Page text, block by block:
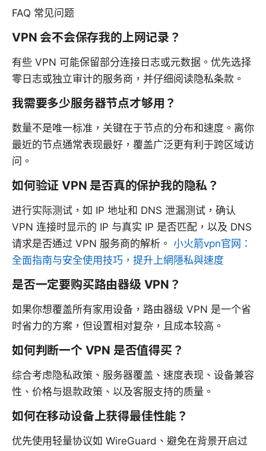
FAQ 常见问题
VPN 会不会保存我的上网记录？
有些 VPN 可能保留部分连接日志或元数据。优先选择
零日志或独立审计的服务商，并仔细阅读隐私条款。
我需要多少服务器节点才够用？
数量不是唯一标准，关键在于节点的分布和速度。离你
最近的节点通常表现最好，覆盖广泛更有利于跨区域访
问。
如何验证 VPN 是否真的保护我的隐私？
进行实际测试，如 IP 地址和 DNS 泄漏测试，确认
VPN 连接时显示的 IP 与真实 IP 是否匹配，以及 DNS
请求是否通过 VPN 服务商的解析。 小火箭vpn官网：
全面指南与安全使用技巧，提升上網隱私與速度
是否一定要购买路由器级 VPN？
如果你想覆盖所有家用设备，路由器级 VPN 是一个省
时省力的方案，但设置相对复杂，且成本较高。
如何判断一个 VPN 是否值得买？
综合考虑隐私政策、服务器覆盖、速度表现、设备兼容
性、价格与退款政策、以及客服支持的质量。
如何在移动设备上获得最佳性能？
优先使用轻量协议如 WireGuard、避免在背景开启过